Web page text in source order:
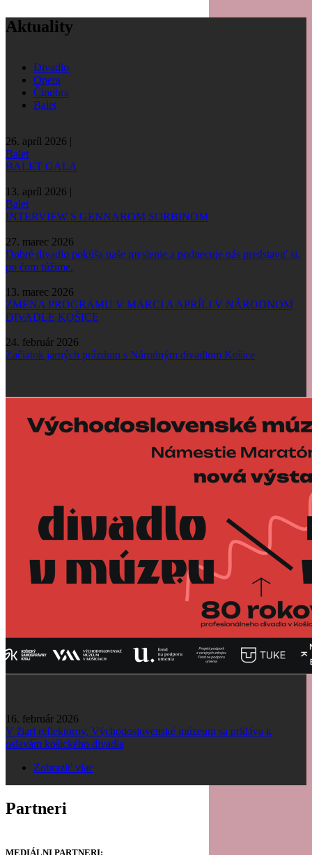
Aktuality
Divadlo
Opera
Činohra
Balet
26. apríl 2026 |
Balet
BALET GALA
13. apríl 2026 |
Balet
INTERVIEW S GENNAROM SORBINOM
27. marec 2026
Dobré divadlo pokúša naše myslenie a podnecuje nás predstaviť si,
po čom túžime.
13. marec 2026
ZMENA PROGRAMU V MARCI A APRÍLI V NÁRODNOM
DIVADLE KOŠICE
24. február 2026
Začiatok jarných prázdnin s Národným divadlom Košice
16. február 2026
V žiari reflektorov, Východoslovenské múzeum sa pridáva k
oslavám košického divadla
Zobraziť viac
Partneri
MEDIÁLNI PARTNERI: